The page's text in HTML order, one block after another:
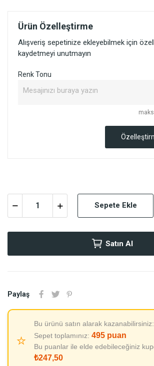
Ürün Özelleştirme
Alışveriş sepetinize ekleyebilmek için
kaydetmeyi unutmayın
Renk Tonu
Sepete Ekle
Satın Al
Paylaş
⭐
Bu ürünü satın alarak kazanabilirsiniz:
Sepet toplamınız: 495 puan
Bu puanlar ile elde edebileceğiniz
₺247,50